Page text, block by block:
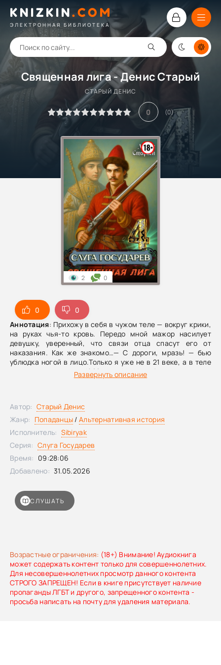
KNIZKIN.COM
ЭЛЕКТРОННАЯ БИБЛИОТЕКА
Священная лига - Денис Старый
СТАРЫЙ ДЕНИС
0 (0)
0
0
Аннотация: Прихожу в себя в чужом теле — вокруг крики,
на руках чья-то кровь. Передо мной мажор насилует
девушку, уверенный, что связи отца спасут его от
наказания. Как же знакомо…— С дороги, мразь! — бью
ублюдка ногой в лицо.Только я уже не в 21 веке, а в теле
стрельца, на дворе 1682 год. Москва бурлит и готова
взорваться бунтом — лучше не придумаешь.В прошлой
погиб и получил второй шанс. На этот раз я не допущу,
чтобы деньги и власть спасали преступников.Мой
принцип прост: неприкасаемых больше нет. Если для
справедливости потребуется поднять стрелецкий бунт —
я возглавлю его. Если понадобится снести трон — я не
стану колебаться.Пётр Первый ещё мальчишка. Но я
стану его наставником и воспитаю царя, который
навсегда избавит Россию от коррупции и беззакония.Или
Развернуть описание
Возрастные ограничения: (18+) Внимание! Аудиокнига
может содержать контент только для совершеннолетних.
Для несовершеннолетних просмотр данного контента
СТРОГО ЗАПРЕЩЕН! Если в книге присутствует наличие
пропаганды ЛГБТ и другого, запрещенного контента -
просьба написать на почту для удаления материала.
2 0
СЛУШАТЬ
Автор: Старый Денис
Жанр: Попаданцы /Альтернативная история
Исполнитель: Sibiryak
Серия: Слуга Государев
Время: 09:28:06
Добавлено: 31.05.2026